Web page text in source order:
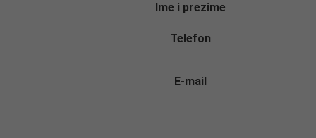
Ime i prezime
Telefon
E-mail